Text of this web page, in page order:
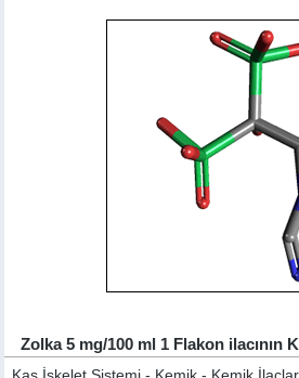
Zolka 5 mg/100 ml 1 Flakon ilacının